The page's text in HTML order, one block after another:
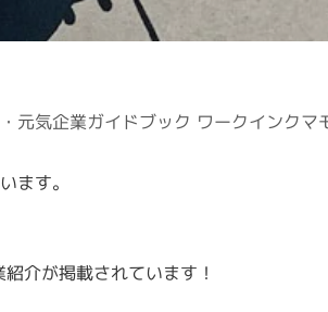
元気企業ガイドブック ワークインクマ
ます。
介が掲載されています！